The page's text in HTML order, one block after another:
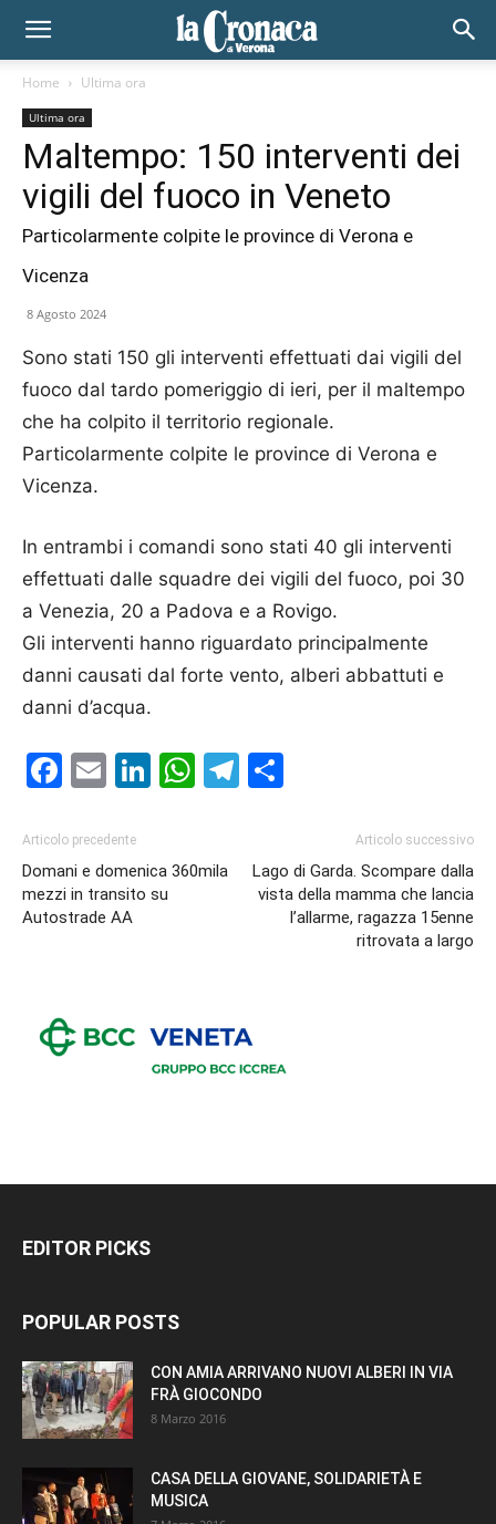
Home Ultima ora
Ultima ora
Maltempo: 150 interventi dei
vigili del fuoco in Veneto
Particolarmente colpite le province di Verona e
Vicenza
8 Agosto 2024
Sono stati 150 gli interventi effettuati dai vigili del
fuoco dal tardo pomeriggio di ieri, per il maltempo
che ha colpito il territorio regionale.
Particolarmente colpite le province di Verona e
Vicenza.
In entrambi i comandi sono stati 40 gli interventi
effettuati dalle squadre dei vigili del fuoco, poi 30
a Venezia, 20 a Padova e a Rovigo.
Gli interventi hanno riguardato principalmente
danni causati dal forte vento, alberi abbattuti e
danni d’acqua.
Facebook
EmailLinkedIn
WhatsApp
Telegram
Articolo precedente
Domani e domenica 360mila
mezzi in transito su
Autostrade AA
Articolo successivo
Lago di Garda. Scompare dalla
vista della mamma che lancia
l’allarme, ragazza 15enne
ritrovata a largo
EDITOR PICKS
POPULAR POSTS
CON AMIA ARRIVANO NUOVI ALBERI IN VIA
FRÀ GIOCONDO
8 Marzo 2016
CASA DELLA GIOVANE, SOLIDARIETÀ E
MUSICA